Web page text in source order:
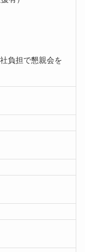
負担で懇親会を